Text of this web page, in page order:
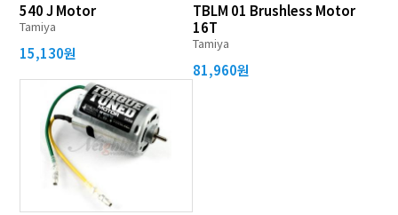
540 J Motor
Tamiya
15,130원
TBLM 01 Brushless Motor
16T
Tamiya
81,960원